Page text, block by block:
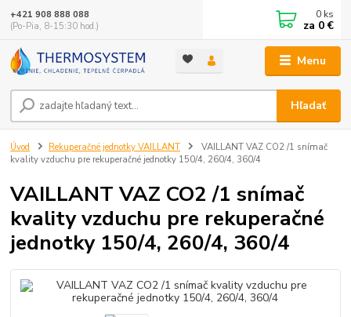
Menu
Hľadať
+421 908 888 088
(Po-Pia, 8-15:30 hod.)
0 ks
za 0 €
Úvod Rekuperačné jednotky VAILLANT
VAILLANT VAZ CO2 /1 snímač
kvality vzduchu pre rekuperačné jednotky 150/4, 260/4, 360/4
VAILLANT VAZ CO2 /1 snímač
kvality vzduchu pre rekuperačné
jednotky 150/4, 260/4, 360/4